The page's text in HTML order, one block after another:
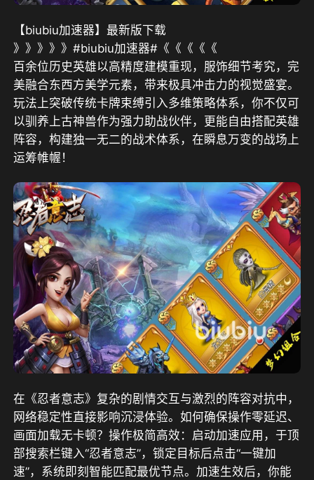
【biubiu加速器】最新版下载
》》》》》#biubiu加速器#《《《《《
百余位历史英雄以高精度建模重现，服饰细节考究，完
美融合东西方美学元素，带来极具冲击力的视觉盛宴。
玩法上突破传统卡牌束缚引入多维策略体系，你不仅可
以驯养上古神兽作为强力助战伙伴，更能自由搭配英雄
阵容，构建独一无二的战术体系，在瞬息万变的战场上
运筹帷幄！
在《忍者意志》复杂的剧情交互与激烈的阵容对抗中，
网络稳定性直接影响沉浸体验。如何确保操作零延迟、
画面加载无卡顿？操作极简高效：启动加速应用，于顶
部搜索栏键入“忍者意志”，锁定目标后点击“一键加
速”，系统即刻智能匹配最优节点。加速生效后，你能